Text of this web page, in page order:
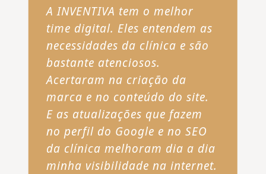
A INVENTIVA tem o melhor
time digital. Eles entendem as
necessidades da clínica e são
bastante atenciosos.
Acertaram na criação da
marca e no conteúdo do site.
E as atualizações que fazem
no perfil do Google e no SEO
da clínica melhoram dia a dia
minha visibilidade na internet.